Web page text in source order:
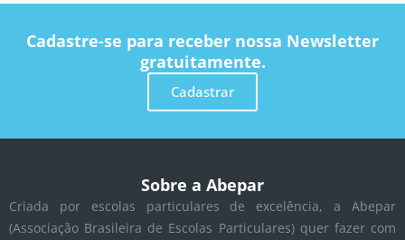
Cadastre-se para receber nossa Newsletter
gratuitamente.
Cadastrar
Sobre a Abepar
Criada por escolas particulares de excelência, a Abepar
(Associação Brasileira de Escolas Particulares) quer fazer com